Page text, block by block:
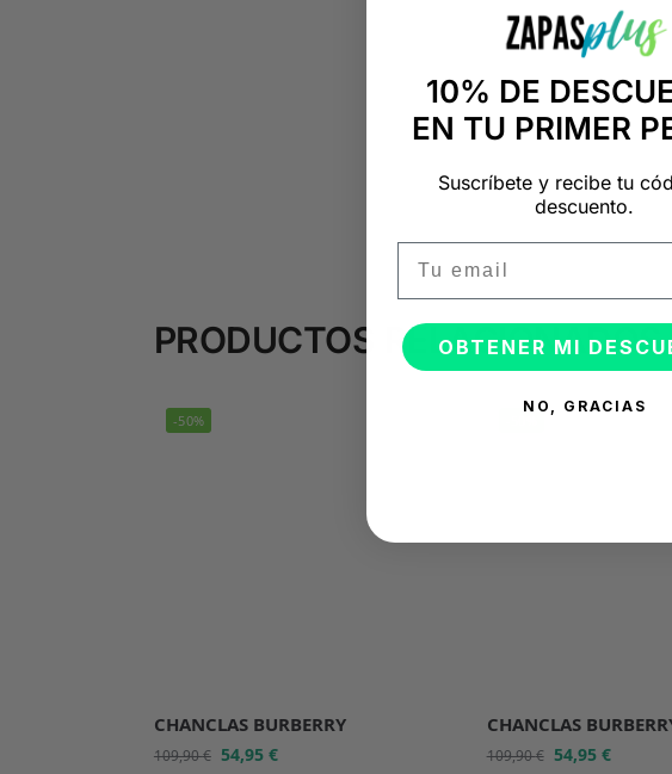
PRODUCTOS RELACIONADOS
-50%
CHANCLAS BURBERRY
109,90€ 54,95 €
CHANCLAS
109,90€ 54,95 €
10% DE
EN TU PRIMER
Suscríbete y recibe tu
descuento.
OBTENER MI
NO, GRACIAS